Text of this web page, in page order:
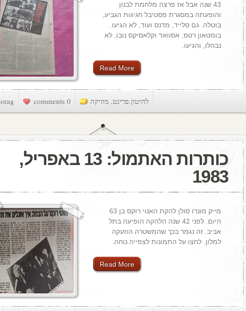
43 שנה אבל אז פרצה מלחמת לבנון
והופעתה במסגרת פסטיבל חגיגות הגביע,
בוטלה. גם סלייד, מדנס ועוד, לא הגיעו.
בומטאון רטס, אסוואד וקלאסיקס נובו, לא
נבהלו, והגיעו.
Read More
0 comments להיטון.פרינט, מוזיקה
כותרות האתמול: 13 באפריל,
1983
מייק מונרו סולן להקת האנוי רוקס בן 63
היום. לפני 42 שנה הלהקה הופיעה בתל
אביב. זה נגמר בכך שהמשטרה הוזעקה
למלון. לחצו על התמונות לצפייה נוחה.
Read More